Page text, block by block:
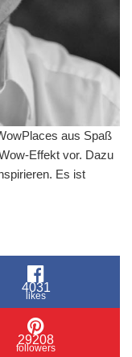
aus Spaß
Effekt vor. Dazu
Es ist
4031
likes
29208
followers